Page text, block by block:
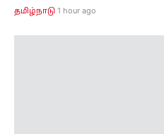
தமிழ்நாடு 1 hour ago